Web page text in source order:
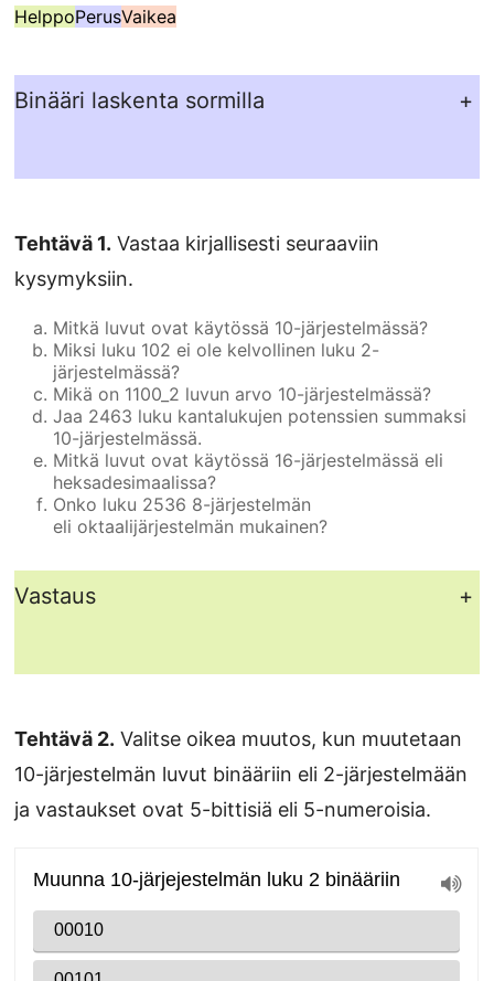
HelppoPerusVaikea
Binääri laskenta sormilla +
Tehtävä 1. Vastaa kirjallisesti seuraaviin
kysymyksiin.
Mitkä luvut ovat käytössä 10-järjestelmässä?
Miksi luku 102 ei ole kelvollinen luku 2-
järjestelmässä?
Mikä on 1100_2 luvun arvo 10-järjestelmässä?
Jaa 2463 luku kantalukujen potenssien summaksi
10-järjestelmässä.
Mitkä luvut ovat käytössä 16-järjestelmässä eli
heksadesimaalissa?
Onko luku 2536 8-järjestelmän
eli oktaalijärjestelmän mukainen?
Vastaus +
Tehtävä 2. Valitse oikea muutos, kun muutetaan
10-järjestelmän luvut binääriin eli 2-järjestelmään
ja vastaukset ovat 5-bittisiä eli 5-numeroisia.